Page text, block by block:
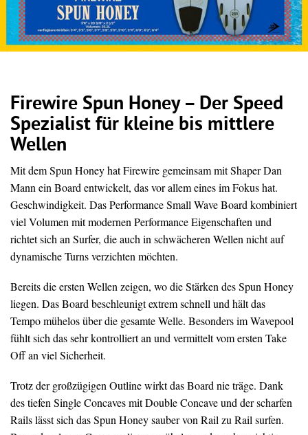
Firewire Spun Honey – Der Speed
Spezialist für kleine bis mittlere
Wellen
Mit dem Spun Honey hat Firewire gemeinsam mit Shaper Dan
Mann ein Board entwickelt, das vor allem eines im Fokus hat.
Geschwindigkeit. Das Performance Small Wave Board kombiniert
viel Volumen mit modernen Performance Eigenschaften und
richtet sich an Surfer, die auch in schwächeren Wellen nicht auf
dynamische Turns verzichten möchten.
Bereits die ersten Wellen zeigen, wo die Stärken des Spun Honey
liegen. Das Board beschleunigt extrem schnell und hält das
Tempo mühelos über die gesamte Welle. Besonders im Wavepool
fühlt sich das sehr kontrolliert an und vermittelt vom ersten Take
Off an viel Sicherheit.
Trotz der großzügigen Outline wirkt das Board nie träge. Dank
des tiefen Single Concaves mit Double Concave und der scharfen
Rails lässt sich das Spun Honey sauber von Rail zu Rail surfen.